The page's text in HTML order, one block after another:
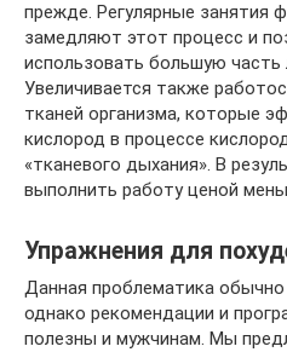
прежде. Регулярные занятия
замедляют этот процесс и
использовать большую часть
Увеличивается также
тканей организма, которые
кисло­род в процессе
«тканевого дыхания». В
выполнить работу ценой
Упражнения для
Данная проблематика
однако рекомендации и
полезны и мужчинам. Мы